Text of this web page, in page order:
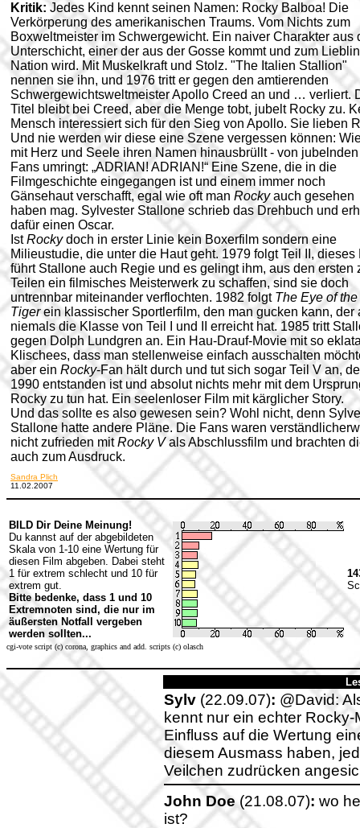
Kritik: Jedes Kind kennt seinen Namen: Rocky Balboa! Die
Verkörperung des amerikanischen Traums. Vom Nichts zum
Boxweltmeister im Schwergewicht. Ein naiver Charakter aus
Unterschicht, einer der aus der Gosse kommt und zum
Nation wird. Mit Muskelkraft und Stolz. "The Italien Stallion"
nennen sie ihn, und 1976 tritt er gegen den amtierenden
Schwergewichtsweltmeister Apollo Creed an und … verliert.
Titel bleibt bei Creed, aber die Menge tobt, jubelt Rocky zu.
Mensch interessiert sich für den Sieg von Apollo. Sie lieben
Und nie werden wir diese eine Szene vergessen können:
mit Herz und Seele ihren Namen hinausbrüllt - von jubelnden
Fans umringt: „ADRIAN! ADRIAN!“ Eine Szene, die in die
Filmgeschichte eingegangen ist und einem immer noch
Gänsehaut verschafft, egal wie oft man Rockyauch gesehen
haben mag. Sylvester Stallone schrieb das Drehbuch und
dafür einen Oscar.
IstRockydoch in erster Linie kein Boxerfilm sondern eine
Milieustudie, die unter die Haut geht. 1979 folgt Teil II, dieses
führt Stallone auch Regie und es gelingt ihm, aus den ersten
Teilen ein filmisches Meisterwerk zu schaffen, sind sie doch
untrennbar miteinander verflochten. 1982 folgt The Eye of the
Tigerein klassischer Sportlerfilm, den man gucken kann, der
niemals die Klasse von Teil I und II erreicht hat. 1985 tritt
gegen Dolph Lundgren an. Ein Hau-Drauf-Movie mit so
Klischees, dass man stellenweise einfach ausschalten
aber ein Rocky-Fan hält durch und tut sich sogar Teil V an,
1990 entstanden ist und absolut nichts mehr mit dem
Rocky zu tun hat. Ein seelenloser Film mit kärglicher Story.
Und das sollte es also gewesen sein? Wohl nicht, denn
Stallone hatte andere Pläne. Die Fans waren
nicht zufrieden mitRocky Vals Abschlussfilm und brachten
auch zum Ausdruck.
Sandra Plich
11.02.2007
BILD Dir Deine Meinung!
Du kannst auf der abgebildeten
Skala von 1-10 eine Wertung für
diesen Film abgeben. Dabei steht
1 für extrem schlecht und 10 für
extrem gut.
Bitte bedenke, dass 1 und 10
Extremnoten sind, die nur im
äußersten Notfall vergeben
werden sollten...
cgi-vote script (c) corona, graphics and add. scripts (c) olasch
Sylv (22.09.07): @David:
kennt nur ein echter
Einfluss auf die Wertung
diesem Ausmass haben,
Veilchen zudrücken
John Doe(21.08.07): wo
ist?